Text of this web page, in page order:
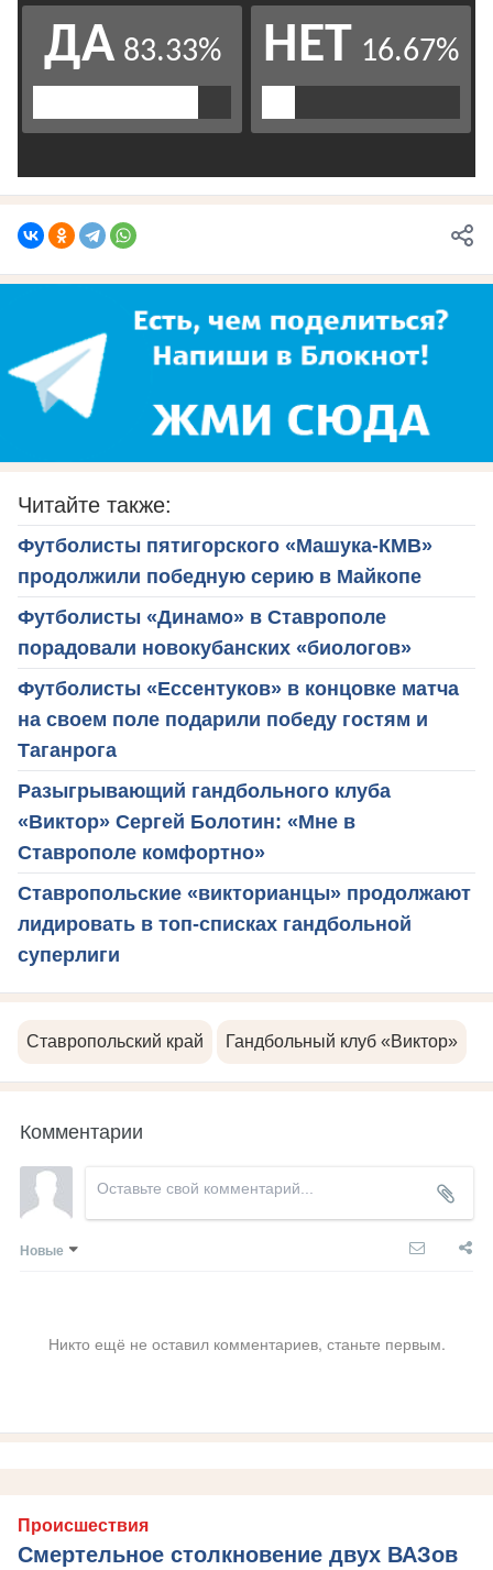
Читайте также:
Футболисты пятигорского «Машука-КМВ»
продолжили победную серию в Майкопе
Футболисты «Динамо» в Ставрополе
порадовали новокубанских «биологов»
Футболисты «Ессентуков» в концовке матча
на своем поле подарили победу гостям и
Таганрога
Разыгрывающий гандбольного клуба
«Виктор» Сергей Болотин: «Мне в
Ставрополе комфортно»
Ставропольские «викторианцы» продолжают
лидировать в топ-списках гандбольной
суперлиги
Ставропольский край Гандбольный клуб «Виктор»
Комментарии
Новые
Никто ещё не оставил комментариев, станьте первым.
Происшествия
Смертельное столкновение двух ВАЗов